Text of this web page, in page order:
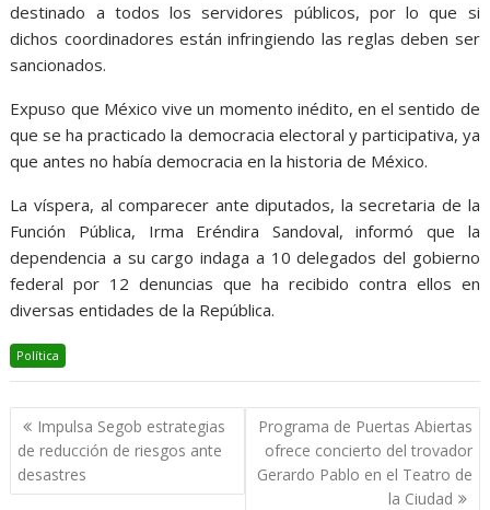
destinado a todos los servidores públicos, por lo que si
dichos coordinadores están infringiendo las reglas deben ser
sancionados.
Expuso que México vive un momento inédito, en el sentido de
que se ha practicado la democracia electoral y participativa, ya
que antes no había democracia en la historia de México.
La víspera, al comparecer ante diputados, la secretaria de la
Función Pública, Irma Eréndira Sandoval, informó que la
dependencia a su cargo indaga a 10 delegados del gobierno
federal por 12 denuncias que ha recibido contra ellos en
diversas entidades de la República.
Política
Navegación
de
entradas
Impulsa Segob estrategias
de reducción de riesgos ante
desastres
Programa de Puertas Abiertas
ofrece concierto del trovador
Gerardo Pablo en el Teatro de
la Ciudad